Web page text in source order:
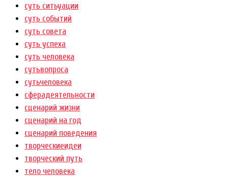
суть ситьуации
суть событий
суть совета
суть успеха
суть человека
сутьвопроса
сутьчеловека
сферадеятельности
сценарий жизни
сценарий на год
сценарий поведения
творческиеидеи
творческий путь
тело человека